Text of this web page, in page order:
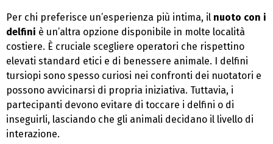
Per chi preferisce un’esperienza più intima, il nuoto con i
delfini è un’altra opzione disponibile in molte località
costiere. È cruciale scegliere operatori che rispettino
elevati standard etici e di benessere animale. I delfini
tursiopi sono spesso curiosi nei confronti dei nuotatori e
possono avvicinarsi di propria iniziativa. Tuttavia, i
partecipanti devono evitare di toccare i delfini o di
inseguirli, lasciando che gli animali decidano il livello di
interazione.